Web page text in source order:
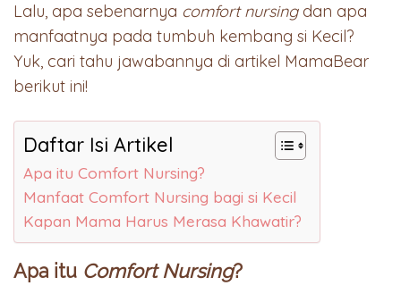
Lalu, apa sebenarnya comfort nursing dan apa
manfaatnya pada tumbuh kembang si Kecil?
Yuk, cari tahu jawabannya di artikel MamaBear
berikut ini!
Daftar Isi Artikel
Apa itu Comfort Nursing?
Manfaat Comfort Nursing bagi si Kecil
Kapan Mama Harus Merasa Khawatir?
Apa itu Comfort Nursing?